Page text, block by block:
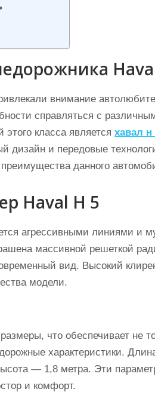
внимание
справляться с
класса является хавал н
дизайн и передовые
данного
Haval Н 5
агрессивными линиями и
массивной решеткой
вид. Высокий
модели.
что обеспечивает не
характеристики.
— 1,8 метра. Эти
и комфорт.